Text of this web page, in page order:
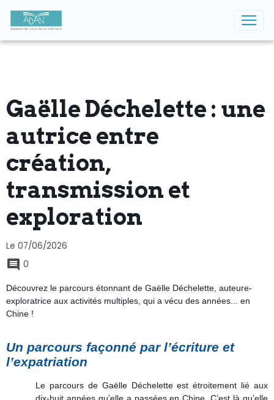
Gaëlle Déchelette : une
autrice entre
création,
transmission et
exploration
Le 07/06/2026
0
Découvrez le parcours étonnant de Gaëlle Déchelette, auteure-
exploratrice aux activités multiples, qui a vécu des années... en
Chine !
Un parcours façonné par l’écriture et
l’expatriation
Le parcours de Gaëlle Déchelette est étroitement lié aux